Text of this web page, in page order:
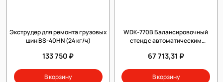
Экструдер для ремонта грузовых
шин BS-40HN (24 кг/ч)
133 750 ₽
В корзину
WDK-770B Балансировочный
стенд с автоматическим
67 713,31 ₽
В корзину